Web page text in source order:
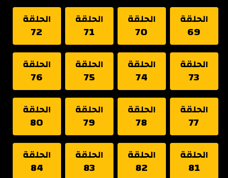
الحلقة
69
الحلقة
70
الحلقة
71
الحلقة
72
الحلقة
73
الحلقة
74
الحلقة
75
الحلقة
76
الحلقة
77
الحلقة
78
الحلقة
79
الحلقة
80
الحلقة
81
الحلقة
82
الحلقة
83
الحلقة
84